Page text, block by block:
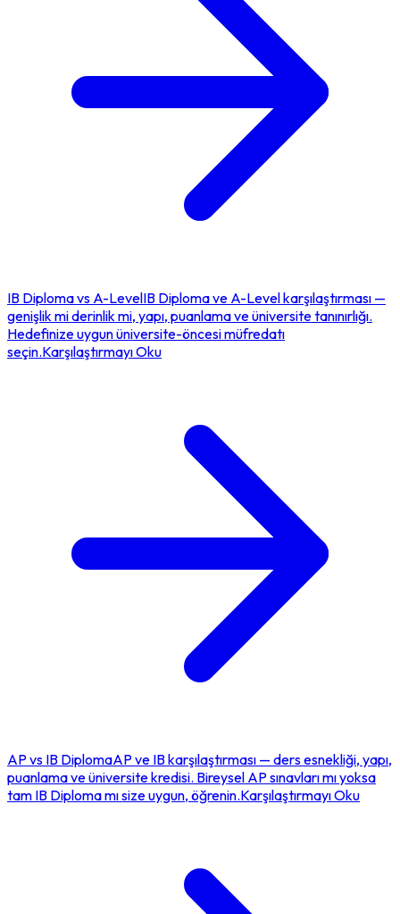
IB Diplomavs A-LevelIB Diploma ve A-Level karşılaştırması —
genişlik mi derinlik mi, yapı, puanlama ve üniversite tanınırlığı.
Hedefinize uygun üniversite-öncesi müfredatı
seçin.Karşılaştırmayı Oku
AP vs IB DiplomaAP ve IB karşılaştırması — ders esnekliği, yapı,
puanlama ve üniversite kredisi. Bireysel AP sınavları mı yoksa
tam IB Diploma mı size uygun, öğrenin.Karşılaştırmayı Oku